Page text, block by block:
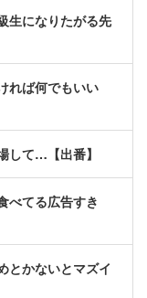
生になりたがる先
れば何でもいい
して…【出番】
べてる広告すき
とかないとマズイ